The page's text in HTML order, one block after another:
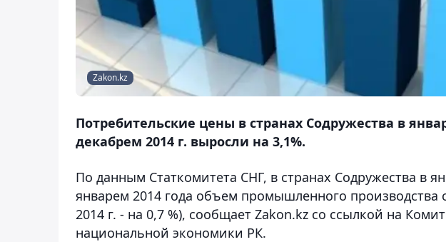
Zakon.kz
Потребительские цены в странах Содружества в
декабрем 2014 г. выросли на 3,1%.
По данным Статкомитета СНГ, в странах Содружества в
январем 2014 года объем промышленного производства
2014 г. - на 0,7 %), сообщает Zakon.kz со ссылкой на
национальной экономики РК.